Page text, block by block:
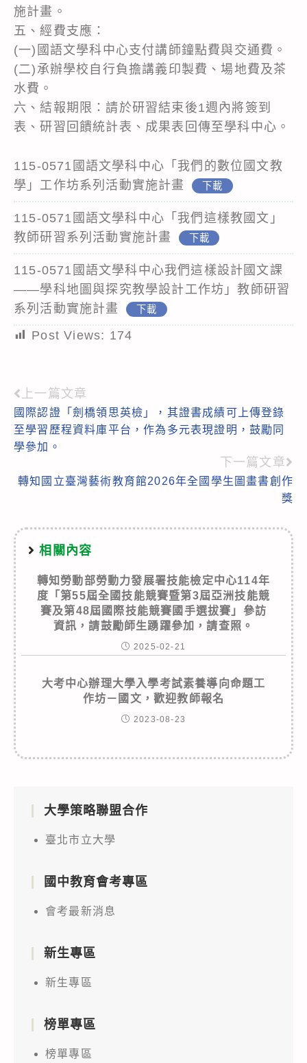
施計畫。
五、經費支應：
(一)國語文學科中心支付講師鐘點費與交通費。
(二)承辦學校自行負擔講義印製費、場地費及茶
水費。
六、結報期限：請於研習結束後1週內將簽到
表、研習回饋統計表、成果表回傳至學科中心。
115-0571國語文學科中心「我們的數位國文教
學」工作坊系列活動實施計畫
下載
115-0571國語文學科中心「我們這樣教國文」
教師研習系列活動實施計畫
下載
115-0571國語文學科中心我們這樣設計國文課
——學科地圖與探究教學設計工作坊」教師研習
系列活動實施計畫
下載
Post Views: 174
Read
more
articles
上一篇文章
國際認證「劍橋領思英檢」，其證書成績可上傳登錄
至學習歷程資料庫平台，作為多元表現證明，鼓勵同
學參加。
下一篇文章
轉知國立臺灣藝術教育館2026年全國學生圖畫書創作
獎
相關內容
轉知勞動部勞動力發展署技能檢定中心114年
度「第55屆全國技能競賽暨第3屆亞洲技能競
賽及第48屆國際技能競賽國手選拔賽」參訪
資訊，請鼓勵師生踴躍參加，請查照。
2025-02-21
大考中心辦理大學入學考試素養導向命題工
作坊－國文，歡迎教師報名
2023-08-23
大學策略聯盟合作
臺北市立大學
國中教育會考專區
會考最新消息
新生專區
新生專區
榜單專區
榜單專區